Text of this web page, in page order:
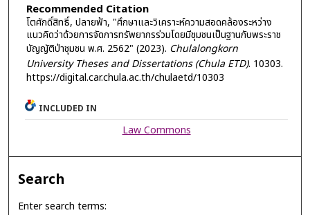
Recommended Citation
โตศักดิ์สิทธิ์, ปลายฟ้า, "ศึกษาและวิเคราะห์ความสอดคล้องระหว่าง
แนวคิดว่าด้วยการจัดการทรัพยากรร่วมโดยมีชุมชนเป็นฐานกับพระราช
บัญญัติป่าชุมชน พ.ศ. 2562" (2023). Chulalongkorn
University Theses and Dissertations (Chula ETD). 10303.
https://digital.car.chula.ac.th/chulaetd/10303
INCLUDED IN
Law Commons
Search
Enter search terms: